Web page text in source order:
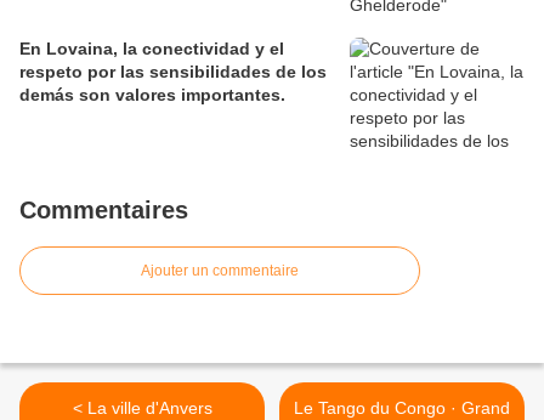
En Lovaina, la conectividad y el
respeto por las sensibilidades de los
demás son valores importantes.
Commentaires
Ajouter un commentaire
< La ville d'Anvers
Le Tango du Congo · Grand